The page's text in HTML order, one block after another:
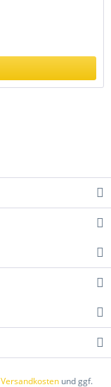
Versandkosten und ggf.